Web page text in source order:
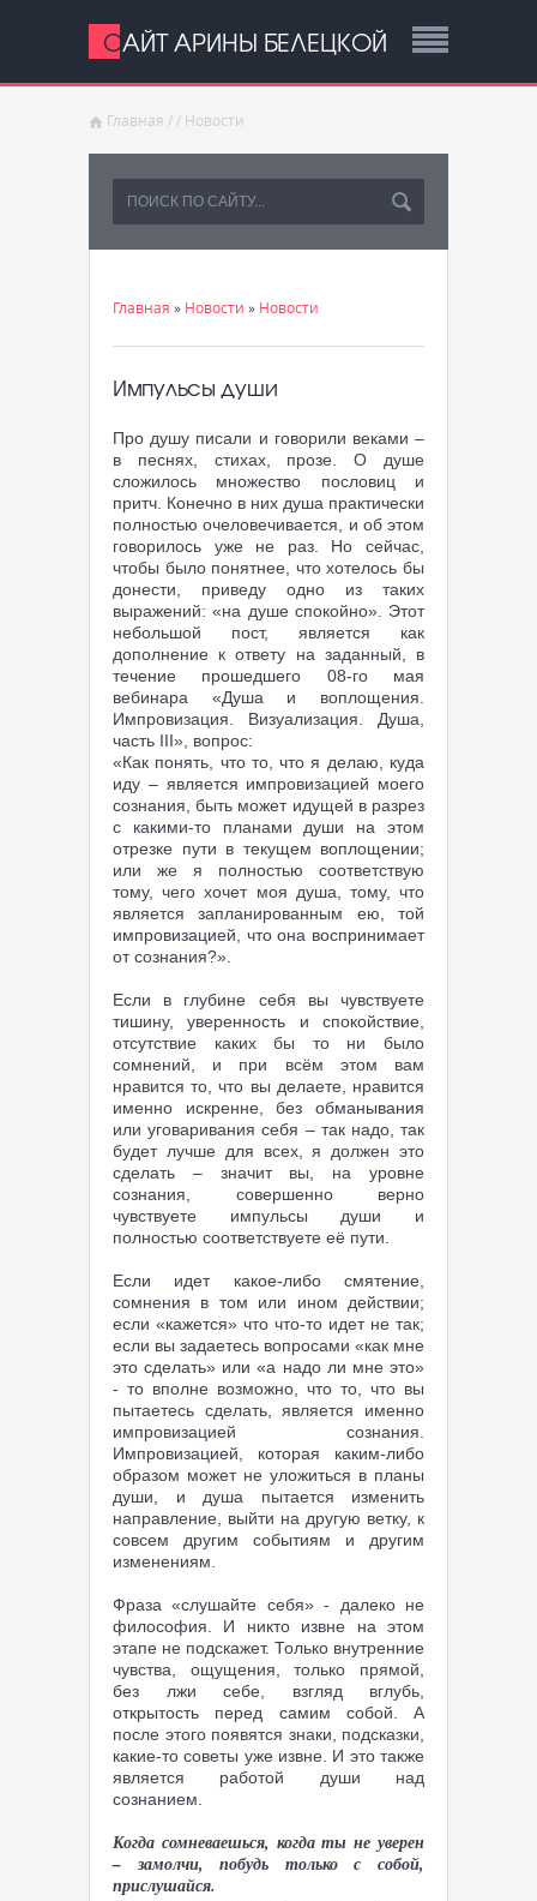
САЙТ АРИНЫ БЕЛЕЦКОЙ
Главная / / Новости
Главная » Новости » Новости
Импульсы души
Про душу писали и говорили веками –
в песнях, стихах, прозе. О душе
сложилось множество пословиц и
притч. Конечно в них душа практически
полностью очеловечивается, и об этом
говорилось уже не раз. Но сейчас,
чтобы было понятнее, что хотелось бы
донести, приведу одно из таких
выражений: «на душе спокойно». Этот
небольшой пост, является как
дополнение к ответу на заданный, в
течение прошедшего 08-го мая
вебинара «Душа и воплощения.
Импровизация. Визуализация. Душа,
часть III», вопрос:
«Как понять, что то, что я делаю, куда
иду – является импровизацией моего
сознания, быть может идущей в разрез
с какими-то планами души на этом
отрезке пути в текущем воплощении;
или же я полностью соответствую
тому, чего хочет моя душа, тому, что
является запланированным ею, той
импровизацией, что она воспринимает
от сознания?».
Если в глубине себя вы чувствуете
тишину, уверенность и спокойствие,
отсутствие каких бы то ни было
сомнений, и при всём этом вам
нравится то, что вы делаете, нравится
именно искренне, без обманывания
или уговаривания себя – так надо, так
будет лучше для всех, я должен это
сделать – значит вы, на уровне
сознания, совершенно верно
чувствуете импульсы души и
полностью соответствуете её пути.
Если идет какое-либо смятение,
сомнения в том или ином действии;
если «кажется» что что-то идет не так;
если вы задаетесь вопросами «как мне
это сделать» или «а надо ли мне это»
- то вполне возможно, что то, что вы
пытаетесь сделать, является именно
импровизацией сознания.
Импровизацией, которая каким-либо
образом может не уложиться в планы
души, и душа пытается изменить
направление, выйти на другую ветку, к
совсем другим событиям и другим
изменениям.
Фраза «слушайте себя» - далеко не
философия. И никто извне на этом
этапе не подскажет. Только внутренние
чувства, ощущения, только прямой,
без лжи себе, взгляд вглубь,
открытость перед самим собой. А
после этого появятся знаки, подсказки,
какие-то советы уже извне. И это также
является работой души над
сознанием.
Когда сомневаешься, когда ты не уверен
– замолчи, побудь только с собой,
прислушайся.